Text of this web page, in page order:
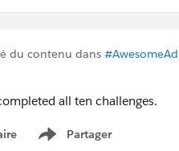
du contenu dans
all ten challenges.
Partager
Show menu